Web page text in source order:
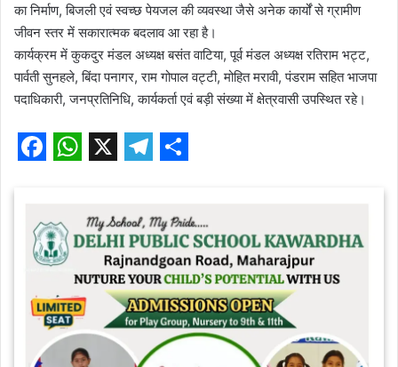
का निर्माण, बिजली एवं स्वच्छ पेयजल की व्यवस्था जैसे अनेक कार्यों से ग्रामीण
जीवन स्तर में सकारात्मक बदलाव आ रहा है।
कार्यक्रम में कुकदुर मंडल अध्यक्ष बसंत वाटिया, पूर्व मंडल अध्यक्ष रतिराम भट्ट,
पार्वती सुनहले, बिंदा पनागर, राम गोपाल वट्टी, मोहित मरावी, पंडराम सहित भाजपा
पदाधिकारी, जनप्रतिनिधि, कार्यकर्ता एवं बड़ी संख्या में क्षेत्रवासी उपस्थित रहे।
c
e
b
o
a
t
s
A
p
l
e
g
r
a
a
r
e